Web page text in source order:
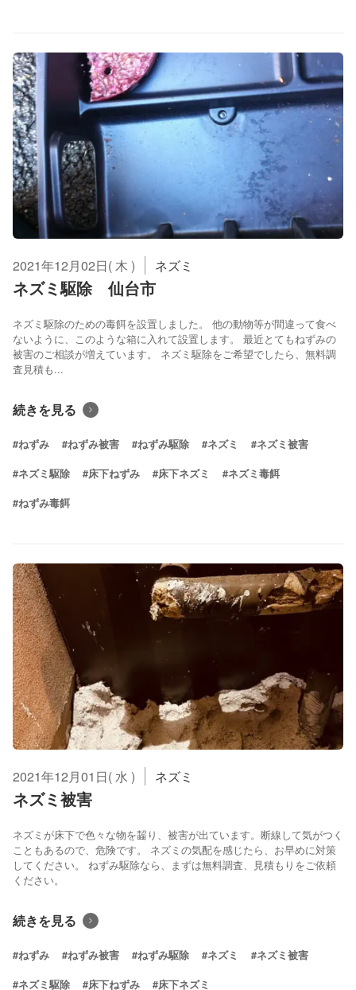
2021年12月02日( 木 ) ネズミ
ネズミ駆除 仙台市
ネズミ駆除のための毒餌を設置しました。 他の動物等が間違って食べ
ないように、このような箱に入れて設置します。 最近とてもねずみの
被害のご相談が増えています。 ネズミ駆除をご希望でしたら、無料調
査見積も...
続きを見る
#ねずみ #ねずみ被害 #ねずみ駆除 #ネズミ #ネズミ被害
#ネズミ駆除 #床下ねずみ #床下ネズミ #ネズミ毒餌
#ねずみ毒餌
2021年12月01日( 水 ) ネズミ
ネズミ被害
ネズミが床下で色々な物を齧り、被害が出ています。断線して気がつく
こともあるので、危険です。 ネズミの気配を感じたら、お早めに対策
してください。 ねずみ駆除なら、まずは無料調査、見積もりをご依頼
ください。
続きを見る
#ねずみ #ねずみ被害 #ねずみ駆除 #ネズミ #ネズミ被害
#ネズミ駆除 #床下ねずみ #床下ネズミ